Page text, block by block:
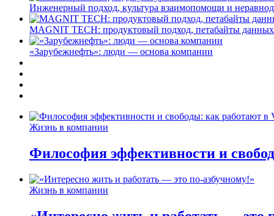
Инженерный подход, культура взаимопомощи и
MAGNIT TECH: продуктовый подход, петабайты
«Зарубежнефть»: люди — основа компании
Жизнь в компании
Философия эффективности и
Жизнь в компании